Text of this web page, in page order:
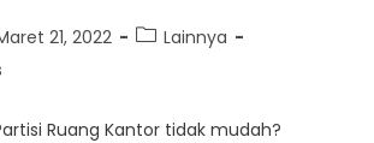
21, 2022
PostLainnya
Ruang Kantor tidak mudah?